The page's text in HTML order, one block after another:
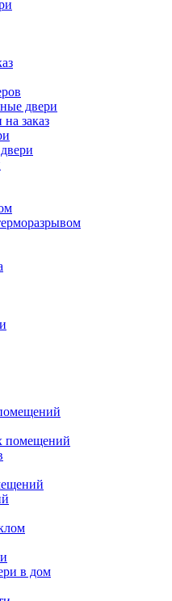
двери
заказ
помещений
в дом